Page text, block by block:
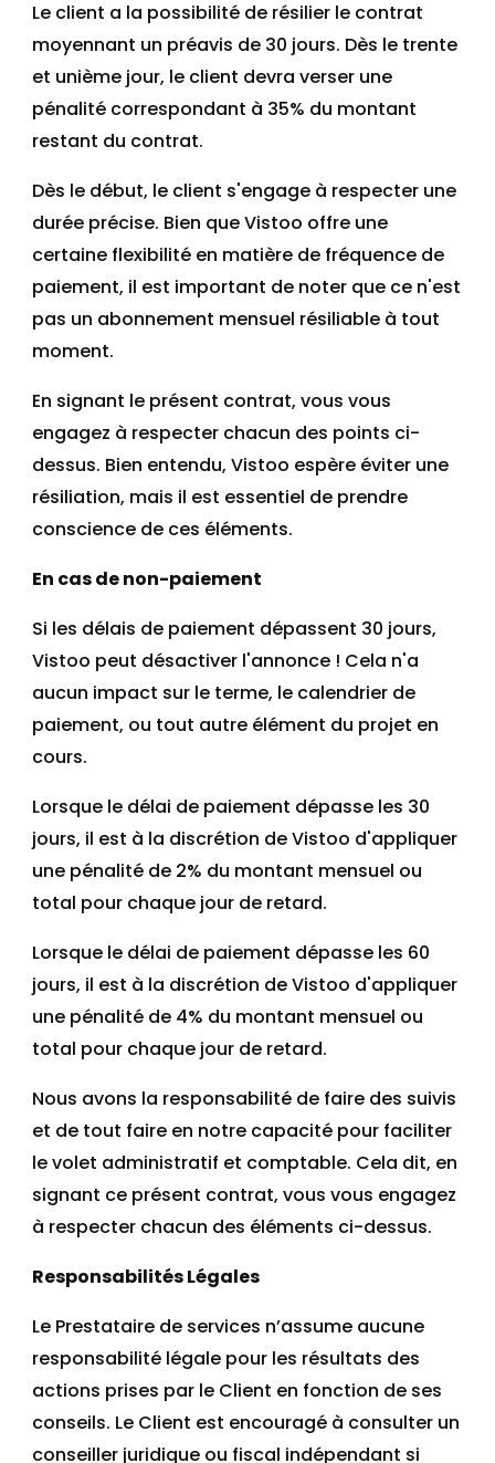
Le client a la possibilité de résilier le contrat
moyennant un préavis de 30 jours. Dès le trente
et unième jour, le client devra verser une
pénalité correspondant à 35% du montant
restant du contrat.
Dès le début, le client s'engage à respecter une
durée précise. Bien que Vistoo offre une
certaine flexibilité en matière de fréquence de
paiement, il est important de noter que ce n'est
pas un abonnement mensuel résiliable à tout
moment.
En signant le présent contrat, vous vous
engagez à respecter chacun des points ci-
dessus. Bien entendu, Vistoo espère éviter une
résiliation, mais il est essentiel de prendre
conscience de ces éléments.
En cas de non-paiement
Si les délais de paiement dépassent 30 jours,
Vistoo peut désactiver l'annonce ! Cela n'a
aucun impact sur le terme, le calendrier de
paiement, ou tout autre élément du projet en
cours.
Lorsque le délai de paiement dépasse les 30
jours, il est à la discrétion de Vistoo d'appliquer
une pénalité de 2% du montant mensuel ou
total pour chaque jour de retard.
Lorsque le délai de paiement dépasse les 60
jours, il est à la discrétion de Vistoo d'appliquer
une pénalité de 4% du montant mensuel ou
total pour chaque jour de retard.
Nous avons la responsabilité de faire des suivis
et de tout faire en notre capacité pour faciliter
le volet administratif et comptable. Cela dit, en
signant ce présent contrat, vous vous engagez
à respecter chacun des éléments ci-dessus.
Responsabilités Légales
Le Prestataire de services n’assume aucune
responsabilité légale pour les résultats des
actions prises par le Client en fonction de ses
conseils. Le Client est encouragé à consulter un
conseiller juridique ou fiscal indépendant si